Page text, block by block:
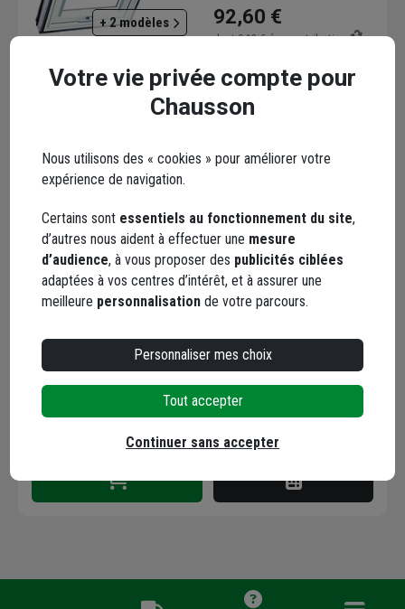
+ 2 modèles
V22 - Bleu nuit
92,60 €
dont0,12 €éco-contribution
Trouver du stock en agence
Livraison disponible selon stock agence
Raccord Roto en
aluminium pour fenêtre
de toit Designo - Pose
sur tuiles mécaniques -
54,00 cm x 78,00 cm
122,35 €
dont0,12 €éco-contribution
Choisir une agence pour vérifier le stock
Trouver du stock en agence
Livraison disponible selon stock agence
Votre vie privée compte pour
Chausson
Nous utilisons des « cookies » pour améliorer votre
expérience de navigation.
Certains sont essentiels au fonctionnement du site,
d’autres nous aident à effectuer une mesure
d’audience, à vous proposer des publicités ciblées
adaptées à vos centres d’intérêt, et à assurer une
meilleure personnalisation de votre parcours.
Personnaliser mes choix
Tout accepter
Continuer sans accepter